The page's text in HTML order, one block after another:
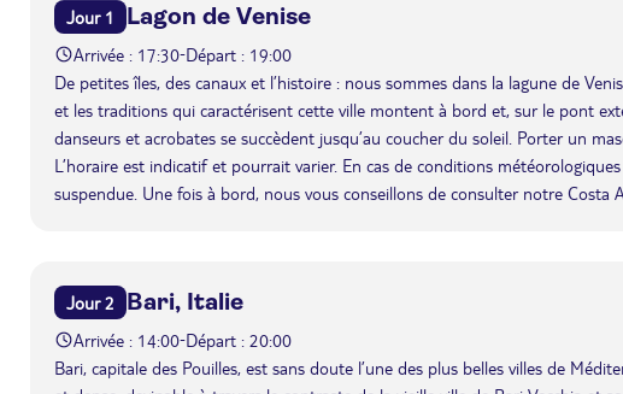
Jour 1 Lagon de Venise
Arrivée : 17:30-Départ : 19:00
De petites îles, des canaux et l’histoire : nous sommes dans la lagune de
et les traditions qui caractérisent cette ville montent à bord et, sur le pont
danseurs et acrobates se succèdent jusqu’au coucher du soleil. Porter un
L’horaire est indicatif et pourrait varier. En cas de conditions
suspendue. Une fois à bord, nous vous conseillons de consulter notre
Jour 2 Bari, Italie
Arrivée : 14:00-Départ : 20:00
Bari, capitale des Pouilles, est sans doute l’une des plus belles villes de